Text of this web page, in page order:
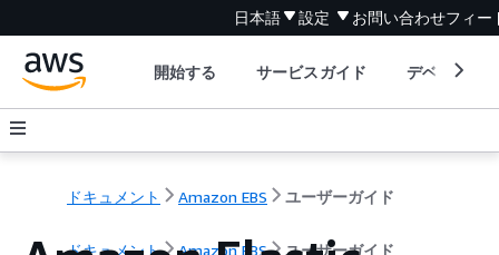
日本語 設定 お問い合わせフィー
開始する サービスガイド デベロッパ
ドキュメント Amazon EBS ユーザーガイド
ドキュメント Amazon EBS ユーザーガイド